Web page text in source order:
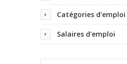
Catégories d'emploi
Salaires d'emploi